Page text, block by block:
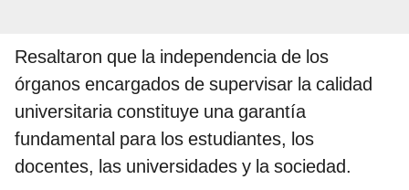
Resaltaron que la independencia de los
órganos encargados de supervisar la calidad
universitaria constituye una garantía
fundamental para los estudiantes, los
docentes, las universidades y la sociedad.